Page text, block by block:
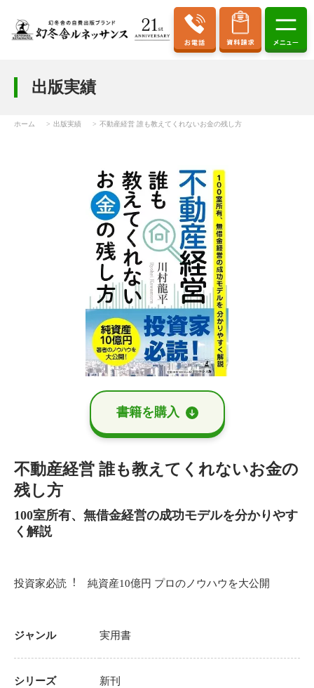
出版実績
ホーム 出版実績 不動産経営 誰も教えてくれないお⾦の残し⽅
書籍を購⼊
不動産経営 誰も教えてくれないお⾦の
残し⽅
100室所有、無借⾦経営の成功モデルを分かりやす
く解説
投資家必読︕ 純資産10億円 プロのノウハウを⼤公開
ジャンル 実用書
シリーズ 新刊